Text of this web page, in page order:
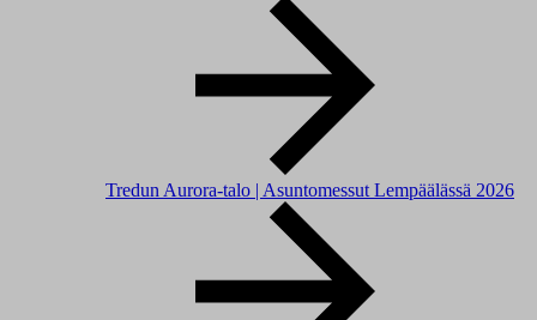
Tredun Aurora-talo | Asuntomessut Lempäälässä 2026